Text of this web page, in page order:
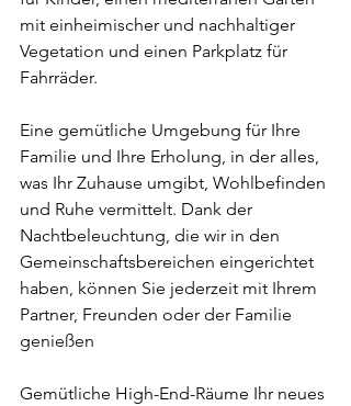
mit einheimischer und nachhaltiger
Vegetation und einen Parkplatz für
Fahrräder.
Eine gemütliche Umgebung für Ihre
Familie und Ihre Erholung, in der alles,
was Ihr Zuhause umgibt, Wohlbefinden
und Ruhe vermittelt. Dank der
Nachtbeleuchtung, die wir in den
Gemeinschaftsbereichen eingerichtet
haben, können Sie jederzeit mit Ihrem
Partner, Freunden oder der Familie
genießen
Gemütliche High-End-Räume Ihr neues